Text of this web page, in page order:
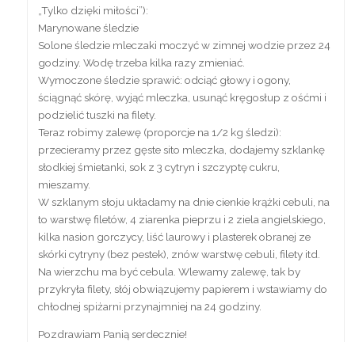
„Tylko dzięki miłości”):
Marynowane śledzie
Solone śledzie mleczaki moczyć w zimnej wodzie przez 24
godziny. Wodę trzeba kilka razy zmieniać.
Wymoczone śledzie sprawić: odciąć głowy i ogony,
ściągnąć skórę, wyjąć mleczka, usunąć kręgosłup z ośćmi i
podzielić tuszki na filety.
Teraz robimy zalewę (proporcje na 1/2 kg śledzi):
przecieramy przez gęste sito mleczka, dodajemy szklankę
słodkiej śmietanki, sok z 3 cytryn i szczyptę cukru,
mieszamy.
W szklanym słoju układamy na dnie cienkie krążki cebuli, na
to warstwę filetów, 4 ziarenka pieprzu i 2 ziela angielskiego,
kilka nasion gorczycy, liść laurowy i plasterek obranej ze
skórki cytryny (bez pestek), znów warstwę cebuli, filety itd.
Na wierzchu ma być cebula. Wlewamy zalewę, tak by
przykryła filety, słój obwiązujemy papierem i wstawiamy do
chłodnej spiżarni przynajmniej na 24 godziny.
Pozdrawiam Panią serdecznie!